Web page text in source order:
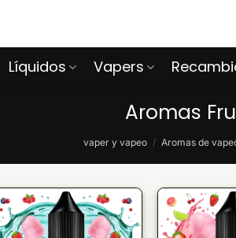
Líquidos Vapers
Aromas
vaper y vapeo / Aromas de